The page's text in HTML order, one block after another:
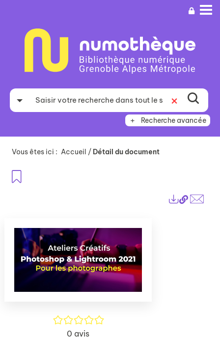
recherche
Recherche avancée
Vous êtes ici : Accueil / Détail du document
Lien
/5
0 avis